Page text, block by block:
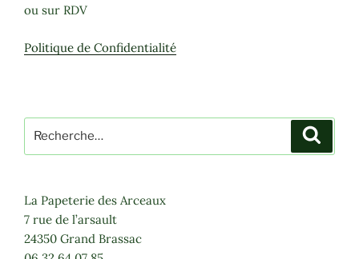
ou sur RDV
Politique de Confidentialité
pour
La Papeterie des Arceaux
7 rue de l’arsault
24350 Grand Brassac